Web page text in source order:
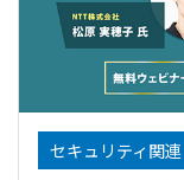
セキュリティ関連